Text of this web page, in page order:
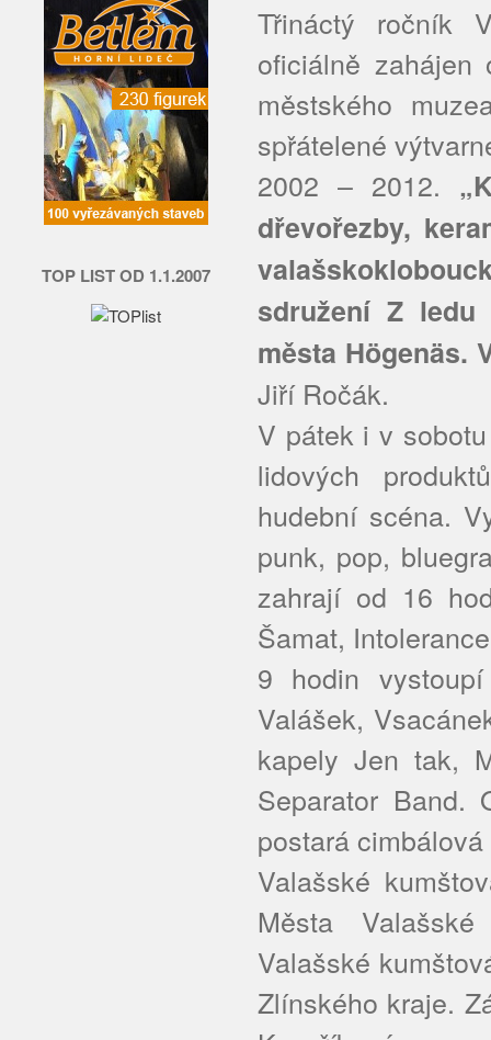
TOP LIST OD 1.1.2007
Třináctý ročník
oficiálně
městského
spřátelené
2002 – 2012.
dřevořezby,
sdružení Z
města Högenäs.
Jiří Ročák.
V pátek i v
lidových
hudební scéna.
punk, pop,
zahrají od 16
Šamat,
9 hodin
Valášek,
kapely Jen tak,
Separator Band.
postará
Valašské
Města
Valašské
Zlínského kraje.